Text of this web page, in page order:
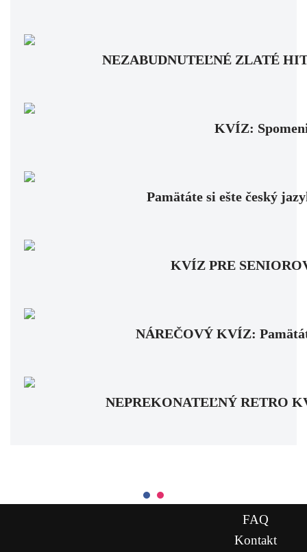
NEZABUDNUTEĽNÉ ZLATÉ
KVÍZ:
Pamätáte si ešte český
KVÍZ PRE
NÁREČOVÝ KVÍZ:
NEPREKONATEĽNÝ RETRO
FAQ
Kontakt